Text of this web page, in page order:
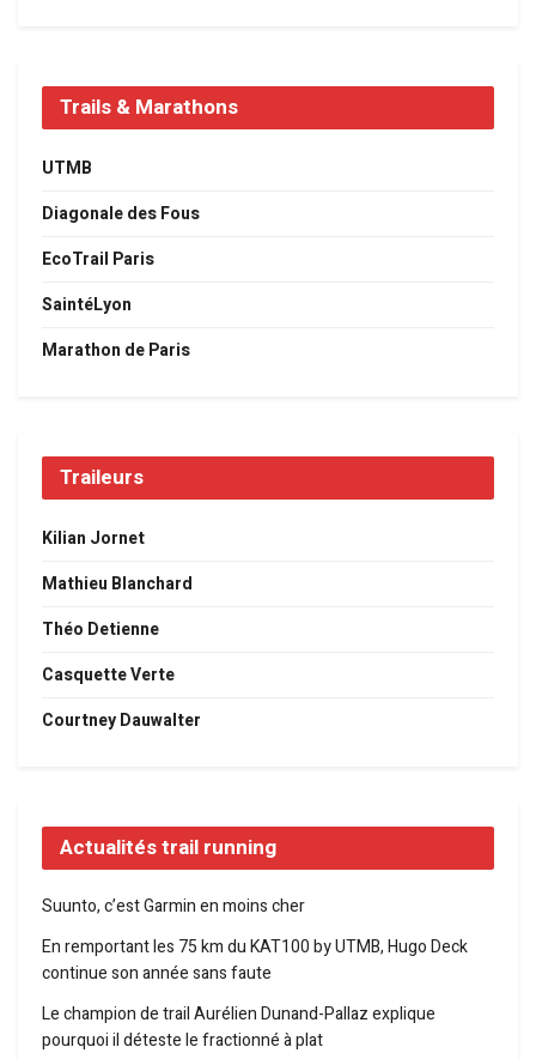
Trails & Marathons
UTMB
Diagonale des Fous
EcoTrail Paris
SaintéLyon
Marathon de Paris
Traileurs
Kilian Jornet
Mathieu Blanchard
Théo Detienne
Casquette Verte
Courtney Dauwalter
Actualités trail running
Suunto, c’est Garmin en moins cher
En remportant les 75 km du KAT100 by UTMB, Hugo Deck
continue son année sans faute
Le champion de trail Aurélien Dunand-Pallaz explique
pourquoi il déteste le fractionné à plat